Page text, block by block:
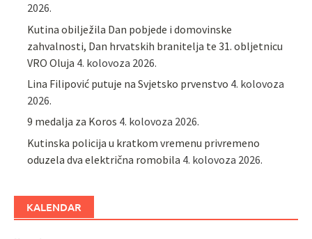
2026.
Kutina obilježila Dan pobjede i domovinske
zahvalnosti, Dan hrvatskih branitelja te 31. obljetnicu
VRO Oluja 4. kolovoza 2026.
Lina Filipović putuje na Svjetsko prvenstvo 4. kolovoza
2026.
9 medalja za Koros 4. kolovoza 2026.
Kutinska policija u kratkom vremenu privremeno
oduzela dva električna romobila 4. kolovoza 2026.
KALENDAR